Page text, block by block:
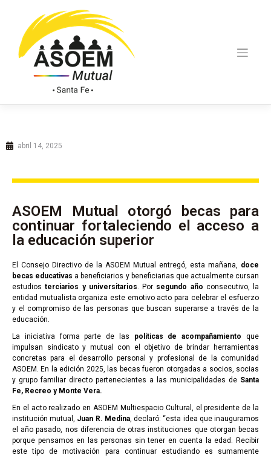
abril 14, 2025
ASOEM Mutual otorgó becas para
continuar fortaleciendo el acceso a
la educación superior
El Consejo Directivo de la ASOEM Mutual entregó, esta mañana, doce
becas educativas a beneficiarios y beneficiarias que actualmente cursan
estudiosterciarios y universitarios . Por segundo año consecutivo, la
entidad mutualista organiza este emotivo acto para celebrar el esfuerzo
y el compromiso de las personas que buscan superarse a través de la
educación.
La iniciativa forma parte de las políticas de acompañamiento que
impulsan sindicato y mutual con el objetivo de brindar herramientas
concretas para el desarrollo personal y profesional de la comunidad
ASOEM. En la edición 2025, las becas fueron otorgadas a socios, socias
y grupo familiar directo pertenecientes a las municipalidades de Santa
Fe, Recreo y Monte Vera.
En el acto realizado en ASOEM Multiespacio Cultural, el presidente de la
institución mutual, Juan R. Medina, declaró: “esta idea que inauguramos
el año pasado, nos diferencia de otras instituciones que otorgan becas
porque pensamos en las personas sin tener en cuenta la edad. Recibir
este tipo de motivación para continuar estudiando es sumamente